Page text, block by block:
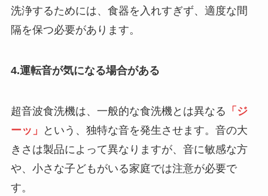
洗浄するためには、食器を入れすぎず、適度な間
隔を保つ必要があります。
4.運転音が気になる場合がある
超音波食洗機は、一般的な食洗機とは異なる 「ジ
ーッ」
という、独特な音を発生させます。音の大
きさは製品によって異なりますが、音に敏感な方
や、小さな子どもがいる家庭では注意が必要で
す。